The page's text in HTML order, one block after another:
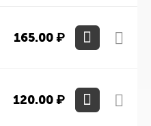
165.00₽
120.00₽